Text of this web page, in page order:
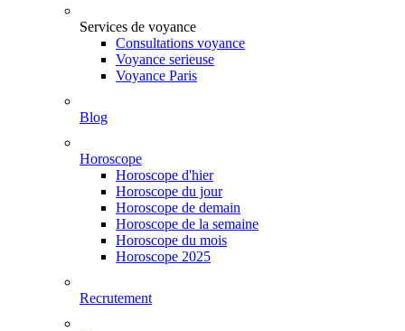
Services de voyance
Consultations voyance
Voyance serieuse
Voyance Paris
Blog
Horoscope
Horoscope d'hier
Horoscope du jour
Horoscope de demain
Horoscope de la semaine
Horoscope du mois
Horoscope 2025
Recrutement